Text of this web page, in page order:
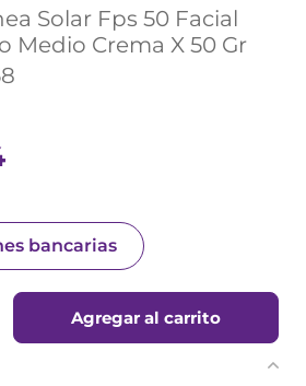
Solar Fps 50 Facial
Medio Crema X 50 Gr
bancarias
Agregar al carrito